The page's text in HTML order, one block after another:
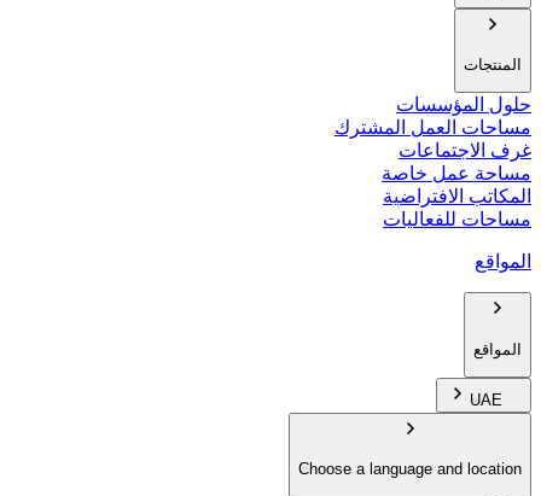
المنتجات
حلول المؤسسات
مساحات العمل المشترك
غرف الاجتماعات
مساحة عمل خاصة
المكاتب الافتراضية
مساحات للفعاليات
المواقع
المواقع
UAE
Choose a language and location